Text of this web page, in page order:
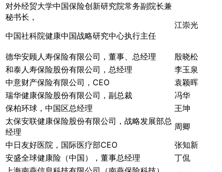
对外经贸大学中国保险创新研究院常务副院长兼
秘书长，
中国社科院健康中国战略研究中心执行主任
江崇光
德华安顾人寿保险有限公司，董事、总经理
殷晓松
和泰人寿保险股份有限公司，总经理
李玉泉
中意财产保险有限公司，CEO
袁颖晖
瑞华健康保险股份有限公司，副总裁
冯华
保柏环球，中国区总经理
王坤
太保安联健康保险股份有限公司，战略发展部总
经理
周卿
中日友好医院，国际医疗部CEO
张知新
安盛全球健康险（中国），董事总经理
丁侃